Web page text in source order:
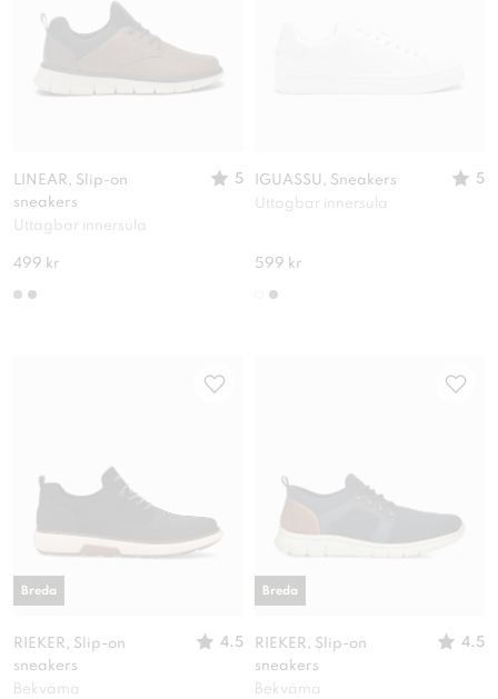
LINEAR, Slip-on
sneakers
5
Uttagbar innersula
499 kr
IGUASSU, Sneakers
5
Uttagbar innersula
599 kr
RIEKER, Slip-on
sneakers
4.5
Bekväma
Breda
RIEKER, Slip-on
sneakers
4.5
Bekväma
Breda